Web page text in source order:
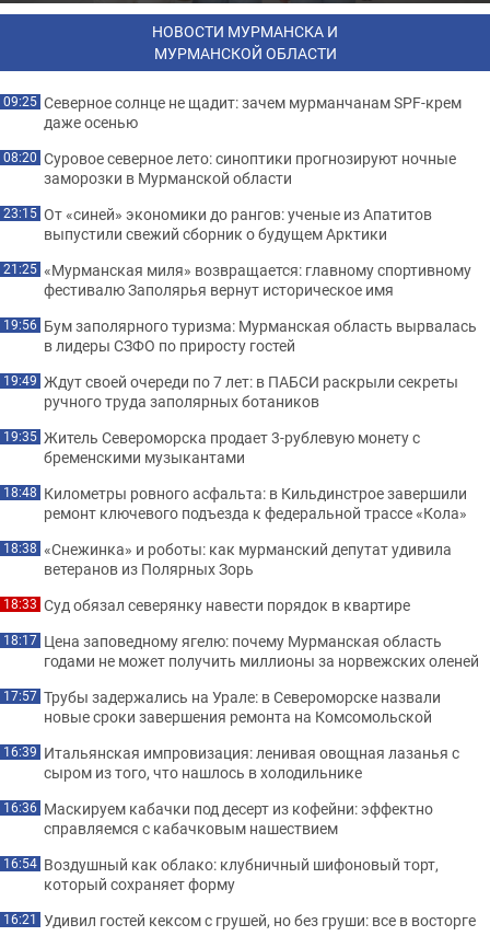
НОВОСТИ МУРМАНСКА И
МУРМАНСКОЙ ОБЛАСТИ
09:25 Северное солнце не щадит: зачем мурманчанам SPF-крем
даже осенью
08:20 Суровое северное лето: синоптики прогнозируют ночные
заморозки в Мурманской области
23:15 От «синей» экономики до рангов: ученые из Апатитов
выпустили свежий сборник о будущем Арктики
21:25 «Мурманская миля» возвращается: главному спортивному
фестивалю Заполярья вернут историческое имя
19:56 Бум заполярного туризма: Мурманская область вырвалась
в лидеры СЗФО по приросту гостей
19:49 Ждут своей очереди по 7 лет: в ПАБСИ раскрыли секреты
ручного труда заполярных ботаников
19:35 Житель Североморска продает 3-рублевую монету с
бременскими музыкантами
18:48 Километры ровного асфальта: в Кильдинстрое завершили
ремонт ключевого подъезда к федеральной трассе «Кола»
18:38 «Снежинка» и роботы: как мурманский депутат удивила
ветеранов из Полярных Зорь
18:33 Суд обязал северянку навести порядок в квартире
18:17 Цена заповедному ягелю: почему Мурманская область
годами не может получить миллионы за норвежских оленей
17:57 Трубы задержались на Урале: в Североморске назвали
новые сроки завершения ремонта на Комсомольской
16:39 Итальянская импровизация: ленивая овощная лазанья с
сыром из того, что нашлось в холодильнике
16:36 Маскируем кабачки под десерт из кофейни: эффектно
справляемся с кабачковым нашествием
16:54 Воздушный как облако: клубничный шифоновый торт,
который сохраняет форму
16:21 Удивил гостей кексом с грушей, но без груши: все в восторге